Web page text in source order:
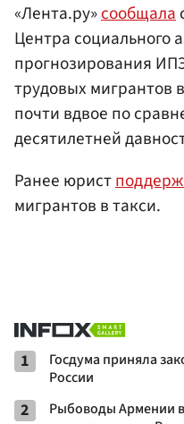
«Лента.ру»сообщала
Центра социального
прогнозирования
трудовых мигрантов
почти вдвое по
десятилетней
Ранее юрист
мигрантов в такси.
1
Госдума приняла
России
2
Рыбоводы Армении